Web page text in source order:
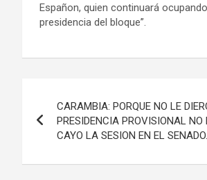
Españon, quien continuará
presidencia del bloque”.
de
CARAMBIA: PORQUE NO LE
PRESIDENCIA PROVISIONAL NO
CAYO LA SESION EN EL SENADO.